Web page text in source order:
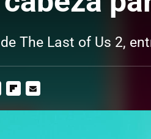
The Last of Us 2,